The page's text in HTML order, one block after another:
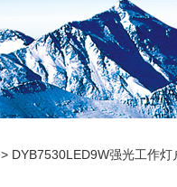
> DYB7530LED9W强光工作